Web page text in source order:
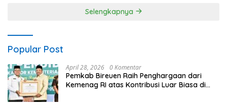
Selengkapnya
Popular Post
April 28, 2026 0 Komentar
Pemkab Bireuen Raih Penghargaan dari
Kemenag RI atas Kontribusi Luar Biasa di